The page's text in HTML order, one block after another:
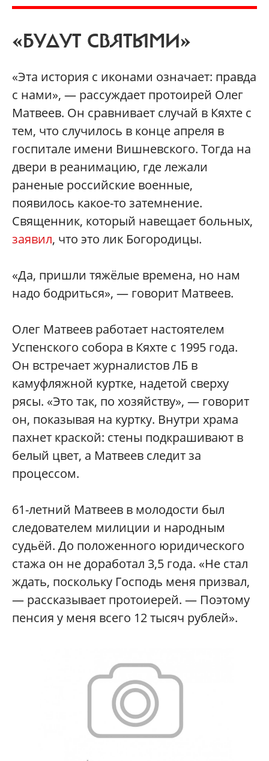
«БУДУТ СВЯТЫМИ»
«Эта история с иконами означает: правда
с нами», — рассуждает протоирей Олег
Матвеев. Он сравнивает случай в Кяхте с
тем, что случилось в конце апреля в
госпитале имени Вишневского. Тогда на
двери в реанимацию, где лежали
раненые российские военные,
появилось какое-то затемнение.
Священник, который навещает больных,
заявил, что это лик Богородицы.
«Да, пришли тяжёлые времена, но нам
надо бодриться», — говорит Матвеев.
Олег Матвеев работает настоятелем
Успенского собора в Кяхте с 1995 года.
Он встречает журналистов ЛБ в
камуфляжной куртке, надетой сверху
рясы. «Это так, по хозяйству», — говорит
он, показывая на куртку. Внутри храма
пахнет краской: стены подкрашивают в
белый цвет, а Матвеев следит за
процессом.
61-летний Матвеев в молодости был
следователем милиции и народным
судьёй. До положенного юридического
стажа он не доработал 3,5 года. «Не стал
ждать, поскольку Господь меня призвал,
— рассказывает протоиерей. — Поэтому
пенсия у меня всего 12 тысяч рублей».